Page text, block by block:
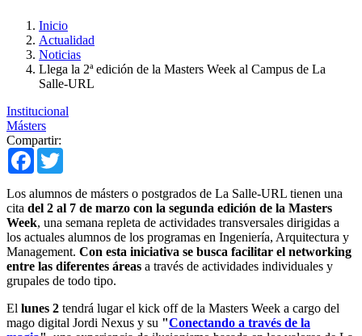
Inicio
Actualidad
Noticias
Llega la 2ª edición de la Masters Week al Campus de La
Salle-URL
Institucional
Másters
Compartir:
Facebook
Los alumnos de másters o postgrados de La Salle-URL tienen una
cita del 2 al 7 de marzo con la segunda edición de la Masters
Week, una semana repleta de actividades transversales dirigidas a
los actuales alumnos de los programas en Ingeniería, Arquitectura y
Management. Con esta iniciativa se busca facilitar el networking
entre las diferentes áreas a través de actividades individuales y
grupales de todo tipo.
El lunes 2 tendrá lugar el kick off de la Masters Week a cargo del
mago digital Jordi Nexus y su "Conectando a través de la